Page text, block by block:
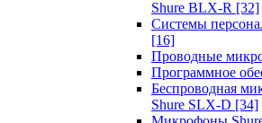
Shure BLX-R [32]
Системы
[16]
Проводные
Программное
Беспроводная
Shure SLX-D [34]